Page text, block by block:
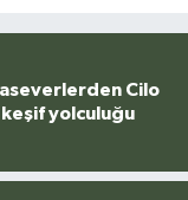
Cilo
keşif yolculuğu